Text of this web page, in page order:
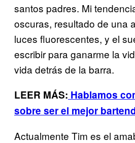
santos padres. Mi
oscuras, resultado de una
luces fluorescentes, y el
escribir para ganarme la
vida detrás de la barra.
LEER MÁS: Hablamos
sobre ser el mejor
Actualmente Tim es el